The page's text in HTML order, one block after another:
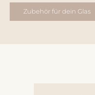
Zubehör für dein Glas